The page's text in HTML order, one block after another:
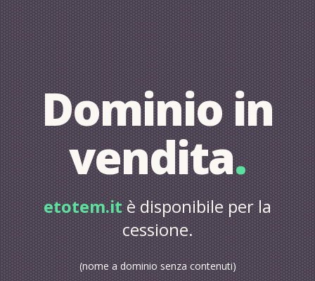
Dominio in
vendita.
etotem.itè disponibile per la
cessione.
(nome a dominio senza contenuti)